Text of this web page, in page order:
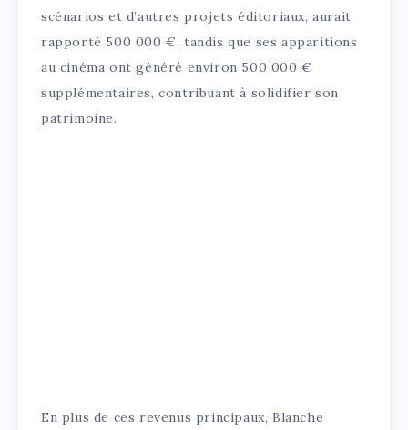
scénarios et d’autres projets éditoriaux, aurait
rapporté 500 000 €, tandis que ses apparitions
au cinéma ont généré environ 500 000 €
supplémentaires, contribuant à solidifier son
patrimoine.
En plus de ces revenus principaux, Blanche